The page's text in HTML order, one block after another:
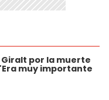
Giralt por la muerte
muy importante